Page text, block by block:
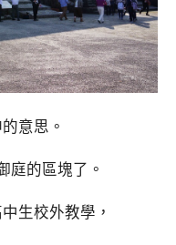
意思。
庭的區塊了。
生校外教學，